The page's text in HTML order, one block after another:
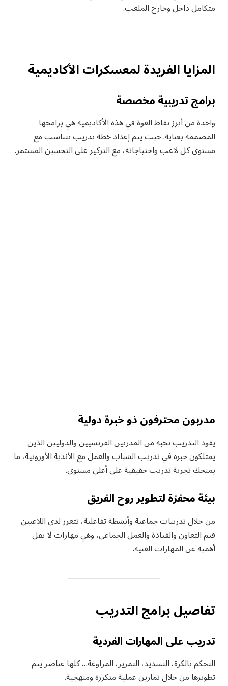
متكامل داخل وخارج الملعب.
المزايا الفريدة لمعسكرات الأكاديمية
برامج تدريبية مخصصة
واحدة من أبرز نقاط القوة في هذه الأكاديمية هي برامجها
المصممة بعناية. حيث يتم إعداد خطة تدريب تتناسب مع
مستوى كل لاعب واحتياجاته، مع التركيز على التحسين المستمر.
مدربون محترفون ذو خبرة دولية
يقود التدريب نخبة من المدربين الفرنسيين والدوليين الذين
يمتلكون خبرة في تدريب الشباب والعمل مع الأندية الأوروبية، ما
يمنحك تجربة تدريب حقيقية على أعلى مستوى.
بيئة محفزة لتطوير روح الفريق
من خلال تدريبات جماعية وأنشطة تفاعلية، تتعزز لدى اللاعبين
قيم التعاون والقيادة والعمل الجماعي، وهي مهارات لا تقل
أهمية عن المهارات الفنية.
تفاصيل برامج التدريب
تدريب على المهارات الفردية
التحكم بالكرة، التسديد، التمرير، المراوغة… كلها عناصر يتم
تطويرها من خلال تمارين عملية متكررة ومنهجية.